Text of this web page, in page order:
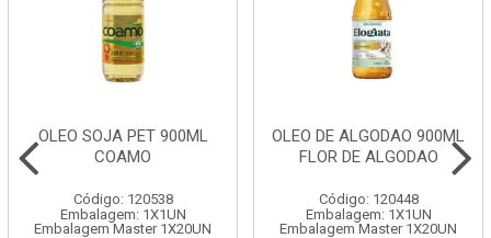
OLEO SOJA PET 900ML
COAMO
Código: 120538
Embalagem: 1X1UN
Embalagem Master 1X20UN
OLEO DE ALGODAO 900ML
FLOR DE ALGODAO
Código: 120448
Embalagem: 1X1UN
Embalagem Master 1X20UN